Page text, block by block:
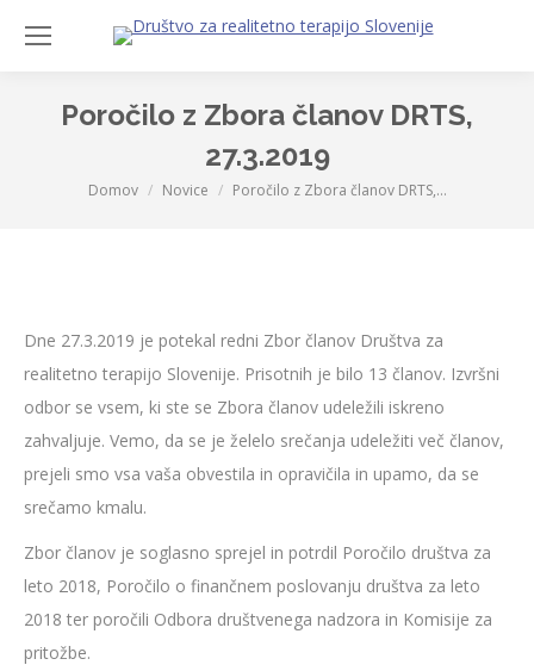
Poročilo z Zbora članov DRTS,
27.3.2019
You are here:
Domov Novice Poročilo z Zbora članov DRTS,…
Dne 27.3.2019 je potekal redni Zbor članov Društva za
realitetno terapijo Slovenije. Prisotnih je bilo 13 članov. Izvršni
odbor se vsem, ki ste se Zbora članov udeležili iskreno
zahvaljuje. Vemo, da se je želelo srečanja udeležiti več članov,
prejeli smo vsa vaša obvestila in opravičila in upamo, da se
srečamo kmalu.
Zbor članov je soglasno sprejel in potrdil Poročilo društva za
leto 2018, Poročilo o finančnem poslovanju društva za leto
2018 ter poročili Odbora društvenega nadzora in Komisije za
pritožbe.